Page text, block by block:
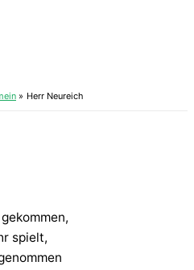
Herr Neureich
spielt,